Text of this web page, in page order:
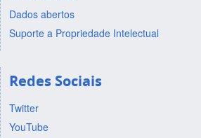
Dados abertos
Suporte a Propriedade Intelectual
Redes Sociais
Twitter
YouTube